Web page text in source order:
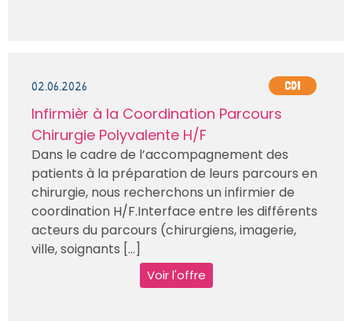
02.06.2026 CDI
Infirmièr à la Coordination Parcours
Chirurgie Polyvalente H/F
Dans le cadre de l’accompagnement des
patients à la préparation de leurs parcours en
chirurgie, nous recherchons un infirmier de
coordination H/F.Interface entre les différents
acteurs du parcours (chirurgiens, imagerie,
ville, soignants [...]
Voir l'offre